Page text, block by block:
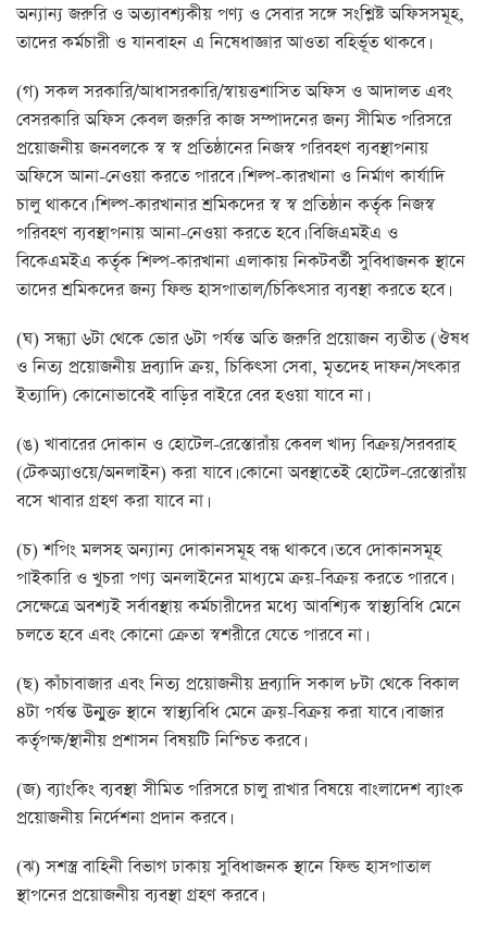
অন্যান্য জরুরি ও অত্যাবশ্যকীয় পণ্য ও সেবার সঙ্গে সংশ্লিষ্ট অফিসসমূহ,
তাদের কর্মচারী ও যানবাহন এ নিষেধাজ্ঞার আওতা বহির্ভূত থাকবে।
(গ) সকল সরকারি/আধাসরকারি/স্বায়ত্তশাসিত অফিস ও আদালত এবং
বেসরকারি অফিস কেবল জরুরি কাজ সম্পাদনের জন্য সীমিত পরিসরে
প্রয়োজনীয় জনবলকে স্ব স্ব প্রতিষ্ঠানের নিজস্ব পরিবহণ ব্যবস্থাপনায়
অফিসে আনা-নেওয়া করতে পারবে। শিল্প-কারখানা ও নির্মাণ কার্যাদি
চালু থাকবে। শিল্প-কারখানার শ্রমিকদের স্ব স্ব প্রতিষ্ঠান কর্তৃক নিজস্ব
পরিবহণ ব্যবস্থাপনায় আনা-নেওয়া করতে হবে। বিজিএমইএ ও
বিকেএমইএ কর্তৃক শিল্প-কারখানা এলাকায় নিকটবর্তী সুবিধাজনক স্থানে
তাদের শ্রমিকদের জন্য ফিল্ড হাসপাতাল/চিকিৎসার ব্যবস্থা করতে হবে।
(ঘ) সন্ধ্যা ৬টা থেকে ভোর ৬টা পর্যন্ত অতি জরুরি প্রয়োজন ব্যতীত (ঔষধ
ও নিত্য প্রয়োজনীয় দ্রব্যাদি ক্রয়, চিকিৎসা সেবা, মৃতদেহ দাফন/সৎকার
ইত্যাদি) কোনোভাবেই বাড়ির বাইরে বের হওয়া যাবে না।
(ঙ) খাবারের দোকান ও হোটেল-রেস্তোরাঁয় কেবল খাদ্য বিক্রয়/সরবরাহ
(টেকঅ্যাওয়ে/অনলাইন) করা যাবে। কোনো অবস্থাতেই হোটেল-রেস্তোরাঁয়
বসে খাবার গ্রহণ করা যাবে না।
(চ) শপিং মলসহ অন্যান্য দোকানসমূহ বন্ধ থাকবে। তবে দোকানসমূহ
পাইকারি ও খুচরা পণ্য অনলাইনের মাধ্যমে ক্রয়-বিক্রয় করতে পারবে।
সেক্ষেত্রে অবশ্যই সর্বাবস্থায় কর্মচারীদের মধ্যে আবশ্যিক স্বাস্থ্যবিধি মেনে
চলতে হবে এবং কোনো ক্রেতা স্বশরীরে যেতে পারবে না।
(ছ) কাঁচাবাজার এবং নিত্য প্রয়োজনীয় দ্রব্যাদি সকাল ৮টা থেকে বিকাল
৪টা পর্যন্ত উন্মুক্ত স্থানে স্বাস্থ্যবিধি মেনে ক্রয়-বিক্রয় করা যাবে। বাজার
কর্তৃপক্ষ/স্থানীয় প্রশাসন বিষয়টি নিশ্চিত করবে।
(জ) ব্যাংকিং ব্যবস্থা সীমিত পরিসরে চালু রাখার বিষয়ে বাংলাদেশ ব্যাংক
প্রয়োজনীয় নির্দেশনা প্রদান করবে।
(ঝ) সশস্ত্র বাহিনী বিভাগ ঢাকায় সুবিধাজনক স্থানে ফিল্ড হাসপাতাল
স্থাপনের প্রয়োজনীয় ব্যবস্থা গ্রহণ করবে।